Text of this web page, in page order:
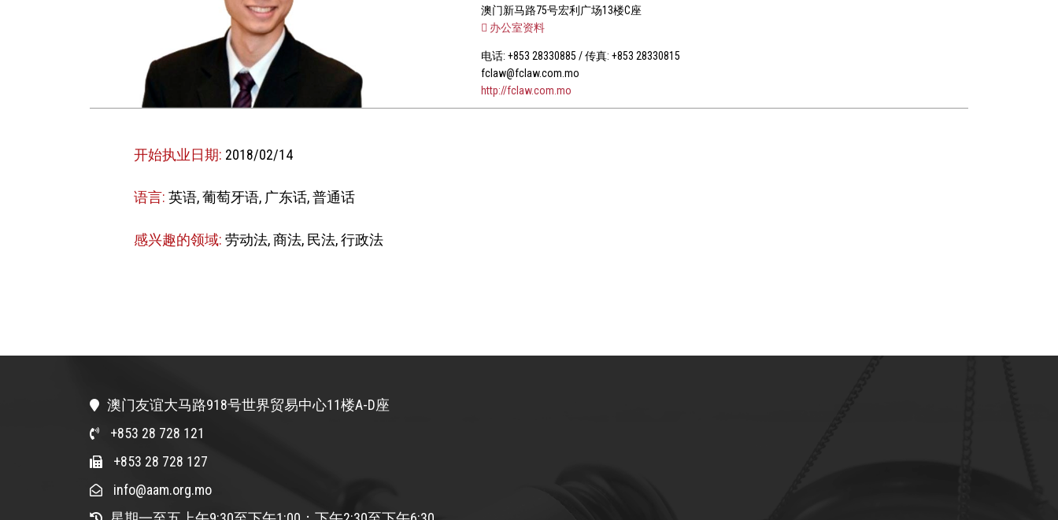
澳门新马路75号宏利广场13楼C座
办公室资料
电话: +853 28330885 / 传真: +853 28330815
fclaw@fclaw.com.mo
http://fclaw.com.mo
开始执业日期: 2018/02/14
语言: 英语, 葡萄牙语, 广东话, 普通话
感兴趣的领域: 劳动法, 商法, 民法, 行政法
澳门友谊大马路918号世界贸易中心11楼A-D座
+853 28 728 121
+853 28 728 127
info@aam.org.mo